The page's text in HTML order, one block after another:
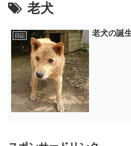
老犬
日記 老犬の誕